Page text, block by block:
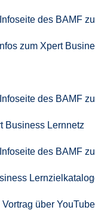
des BAMF
zum Xpert
des BAMF
Business Lernnetz
des BAMF
Vortrag über YouTube